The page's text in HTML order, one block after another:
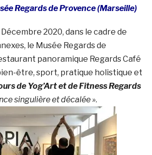
Regards de Provence (Marseille)
2020, dans le cadre de
le Musée Regards de
panoramique Regards Café
être, sport, pratique holistique et
de Yog’Art et de Fitness Regards
singulière et décalée ».